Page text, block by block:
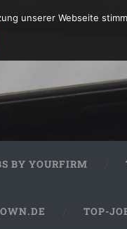
BY YOURFIRM
TOP-
unserer Webseite